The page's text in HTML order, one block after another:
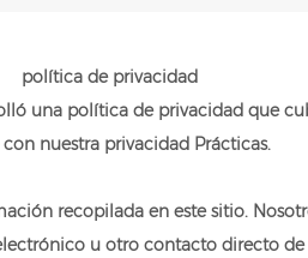
política de privacidad
una política de privacidad que
nuestra privacidad Prácticas.
recopilada en este sitio.
u otro contacto directo